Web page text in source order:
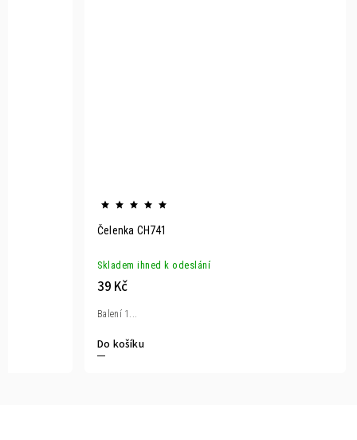
Čelenka CH741
Skladem ihned k odeslání
39 Kč
Do košíku
Balení 1...